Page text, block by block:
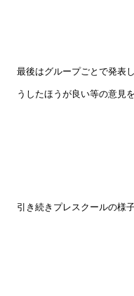
最後はグループごとで発表
うしたほうが良い等の意見
引き続きプレスクールの様